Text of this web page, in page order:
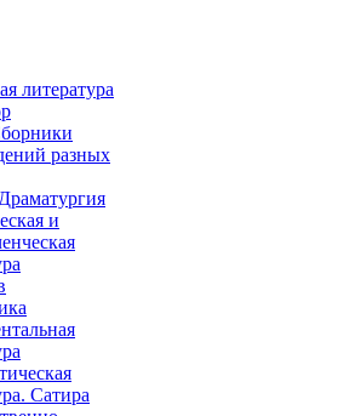
литература
разных
и
Сатира